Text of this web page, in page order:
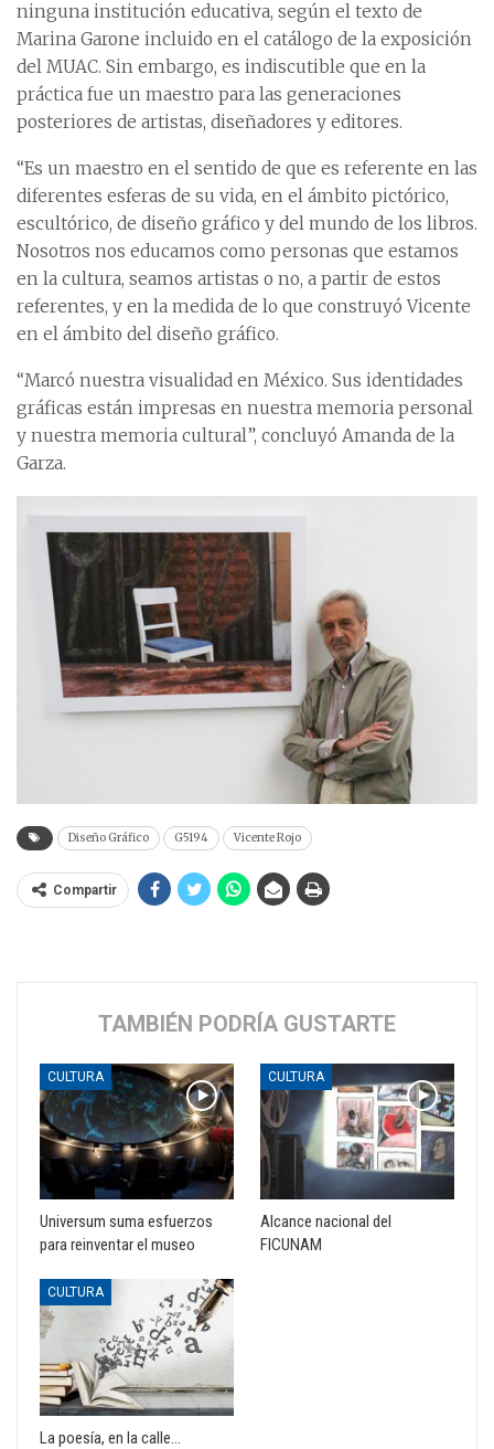
ninguna institución educativa, según el texto de
Marina Garone incluido en el catálogo de la exposición
del MUAC. Sin embargo, es indiscutible que en la
práctica fue un maestro para las generaciones
posteriores de artistas, diseñadores y editores.
“Es un maestro en el sentido de que es referente en las
diferentes esferas de su vida, en el ámbito pictórico,
escultórico, de diseño gráfico y del mundo de los libros.
Nosotros nos educamos como personas que estamos
en la cultura, seamos artistas o no, a partir de estos
referentes, y en la medida de lo que construyó Vicente
en el ámbito del diseño gráfico.
“Marcó nuestra visualidad en México. Sus identidades
gráficas están impresas en nuestra memoria personal
y nuestra memoria cultural”, concluyó Amanda de la
Garza.
Diseño Gráfico G5194 Vicente Rojo
Compartir
TAMBIÉN PODRÍA GUSTARTE
CULTURA
Universum suma esfuerzos
para reinventar el museo
CULTURA
Alcance nacional del
FICUNAM
CULTURA
La poesía, en la calle…